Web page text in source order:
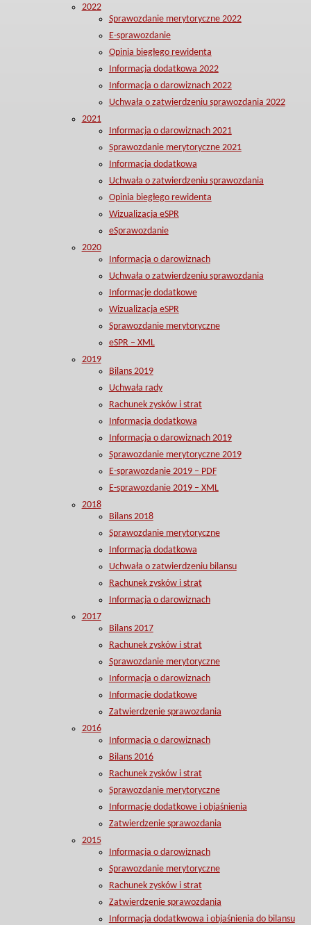
2022
Sprawozdanie merytoryczne 2022
E-sprawozdanie
Opinia biegłego rewidenta
Informacja dodatkowa 2022
Informacja o darowiznach 2022
Uchwała o zatwierdzeniu sprawozdania 2022
2021
Informacja o darowiznach 2021
Sprawozdanie merytoryczne 2021
Informacja dodatkowa
Uchwała o zatwierdzeniu sprawozdania
Opinia biegłego rewidenta
Wizualizacja eSPR
eSprawozdanie
2020
Informacja o darowiznach
Uchwała o zatwierdzeniu sprawozdania
Informacje dodatkowe
Wizualizacja eSPR
Sprawozdanie merytoryczne
eSPR – XML
2019
Bilans 2019
Uchwała rady
Rachunek zysków i strat
Informacja dodatkowa
Informacja o darowiznach 2019
Sprawozdanie merytoryczne 2019
E-sprawozdanie 2019 – PDF
E-sprawozdanie 2019 – XML
2018
Bilans 2018
Sprawozdanie merytoryczne
Informacja dodatkowa
Uchwała o zatwierdzeniu bilansu
Rachunek zysków i strat
Informacja o darowiznach
2017
Bilans 2017
Rachunek zysków i strat
Sprawozdanie merytoryczne
Informacja o darowiznach
Informacje dodatkowe
Zatwierdzenie sprawozdania
2016
Informacja o darowiznach
Bilans 2016
Rachunek zysków i strat
Sprawozdanie merytoryczne
Informacje dodatkowe i objaśnienia
Zatwierdzenie sprawozdania
2015
Informacja o darowiznach
Sprawozdanie merytoryczne
Rachunek zysków i strat
Zatwierdzenie sprawozdania
Informacja dodatkwowa i objaśnienia do bilansu